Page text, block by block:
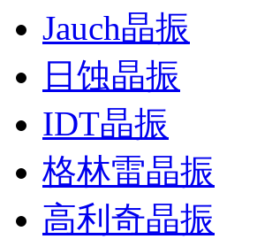
Jauch晶振
日蚀晶振
IDT晶振
格林雷晶振
高利奇晶振